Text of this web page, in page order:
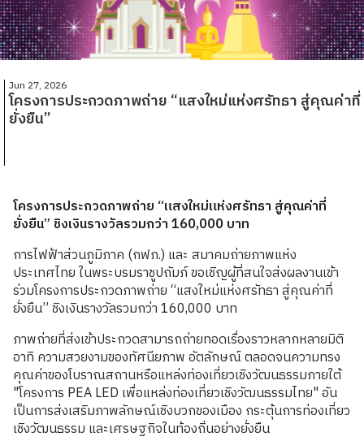
Jun 27, 2026
โครงการประกวดภาพถ่าย “แสงใหม่แห่งศรัทธา สู่คุณค่าที่
ยั่งยืน”
โครงการประกวดภาพถ่าย “แสงใหม่แห่งศรัทธา สู่คุณค่าที่
ยั่งยืน” ชิงเงินรางวัลรวมกว่า 160,000 บาท
การไฟฟ้าส่วนภูมิภาค (กฟภ.) และ สมาคมถ่ายภาพแห่ง
ประเทศไทย ในพระบรมราชูปถัมภ์ ขอเชิญผู้ที่สนใจส่งผลงานเข้า
ร่วมโครงการประกวดภาพถ่าย “แสงใหม่แห่งศรัทธา สู่คุณค่าที่
ยั่งยืน” ชิงเงินรางวัลรวมกว่า 160,000 บาท
ภาพถ่ายที่ส่งเข้าประกวดสามารถถ่ายทอดเรื่องราวหลากหลายมิติ
อาทิ ความสวยงามของทัศนียภาพ อัตลักษณ์ ตลอดจนความทรง
คุณค่าของโบราณสถานหรือแหล่งท่องเที่ยวเชิงวัฒนธรรมภายใต้
"โครงการ PEA LED เพื่อแหล่งท่องเที่ยวเชิงวัฒนธรรมไทย" อัน
เป็นการส่งเสริมภาพลักษณ์เชิงบวกของเมือง กระตุ้นการท่องเที่ยว
เชิงวัฒนธรรม และเศรษฐกิจในท้องถิ่นอย่างยั่งยืน